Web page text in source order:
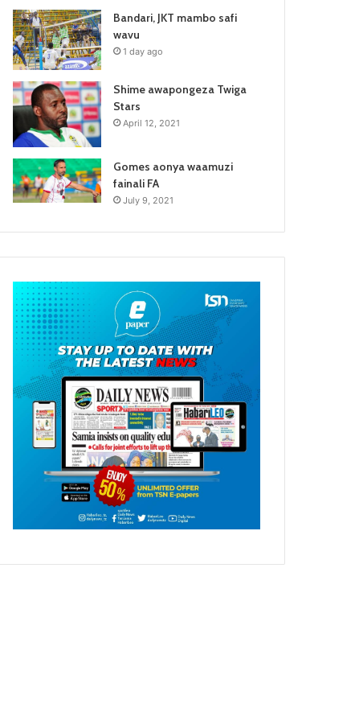
Bandari, JKT mambo safi
wavu
1 day ago
Shime awapongeza Twiga
Stars
April 12, 2021
Gomes aonya waamuzi
fainali FA
July 9, 2021